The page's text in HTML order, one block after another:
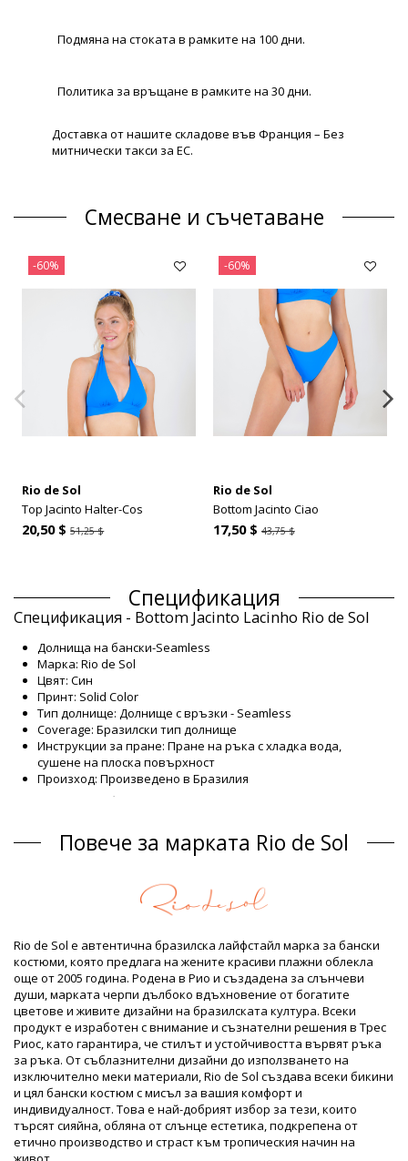
Подмяна на стоката в рамките на 100 дни.
Политика за връщане в рамките на 30 дни.
Доставка от нашите складове във Франция – Без
митнически такси за ЕС.
Смесване и съчетаване
-60%
Rio de Sol
Top Jacinto Halter-Cos
20,50 $51,25 $
-60%
Rio de Sol
Bottom Jacinto Ciao
17,50 $ 43,75 $
Спецификация
Спецификация - Bottom Jacinto Lacinho Rio de Sol
Долнища на бански-Seamless
Марка: Rio de Sol
Цвят: Син
Принт: Solid Color
Тип долнище: Долнище с връзки - Seamless
Coverage: Бразилски тип долнище
Инструкции за пране: Пране на ръка с хладка вода,
сушене на плоска повърхност
Произход: Произведено в Бразилия
Долнища на бански Син Rio de Sol
Състав: 84% Biodegradable Nylon (AMNI SOUL ECO), 16%
Подплата: 84% Polyamide, 16% Elastane - Oeko-Tex
UV Protection: UPF 50+
Отдел: ЖЕНИ, Долнища на бански
Пакетът включва: 1 x Долнища на бански (Други аксесоари
не са включени)
HS CODE: 6112.41.0010
SKU: 1981115319
EAN: XS (7899810198600), S (7899810198617), M (7899810198624),
L (7899810198631), XL (7899810198648)
Тегло: 45g / 0.1lb / 1.59oz
Ретуширани снимки
Инструкции за пране и грижа
Инструкции за грижа за: Rio de Sol Bottom Jacinto
Lacinho
Повече за марката Rio de Sol
Rio de Sol е автентична бразилска лайфстайл марка за бански
костюми, която предлага на жените красиви плажни облекла
още от 2005 година. Родена в Рио и създадена за слънчеви
души, марката черпи дълбоко вдъхновение от богатите
цветове и живите дизайни на бразилската култура. Всеки
продукт е изработен с внимание и съзнателни решения в Трес
Риос, като гарантира, че стилът и устойчивостта вървят ръка
за ръка. От съблазнителни дизайни до използването на
изключително меки материали, Rio de Sol създава всеки бикини
и цял бански костюм с мисъл за вашия комфорт и
индивидуалност. Това е най-добрият избор за тези, които
търсят сияйна, обляна от слънце естетика, подкрепена от
етично производство и страст към тропическия начин на